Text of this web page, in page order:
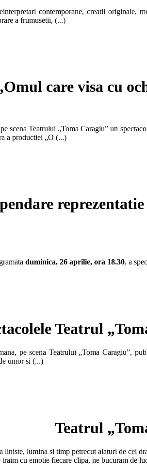
contemporane, creatii originale,
a frumusetii, (...)
care visa cu
scena Teatrului „Toma Caragiu” un
a productiei „O (...)
duminica, 26 aprilie, ora 18.30, a
Teatrul
pe scena Teatrului „Toma Caragiu”,
umor si (...)
Teatrul
lumina si timp petrecut alaturi de cei
cu emotie fiecare clipa, ne bucuram de